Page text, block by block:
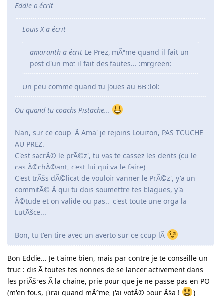
Eddie a écrit
Louis X a écrit
amaranth a écrit Le Prez, mÃªme quand il fait un
post d'un mot il fait des fautes... :mrgreen:
Un peu comme quand tu joues au BB :lol:
Ou quand tu coachs Pistache...
Nan, sur ce coup lÃ Ama' je rejoins Louizon, PAS TOUCHE
AU PREZ.
C'est sacrÃ© le prÃ©z', tu vas te cassez les dents (ou le
cas Ã©chÃ©ant, c'est lui qui va le faire).
C'est trÃšs dÃ©licat de vouloir vanner le PrÃ©z', y'a un
commitÃ© Ã qui tu dois soumettre tes blagues, y'a
Ã©tude et on valide ou pas... c'est toute une orga la
LutÃšce...
Bon, tu t'en tire avec un averto sur ce coup lÃ
Bon Eddie... Je t'aime bien, mais par contre je te conseille un
truc : dis Ã toutes tes nonnes de se lancer activement dans
les priÃšres Ã la chaine, prie pour que je ne passe pas en PO
(m'en fous, j'irai quand mÃªme, j'ai votÃ© pour Ã§a !
)